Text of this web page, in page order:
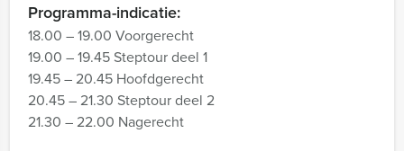
Programma-indicatie:
18.00 – 19.00 Voorgerecht
19.00 – 19.45 Steptour deel 1
19.45 – 20.45 Hoofdgerecht
20.45 – 21.30 Steptour deel 2
21.30 – 22.00 Nagerecht